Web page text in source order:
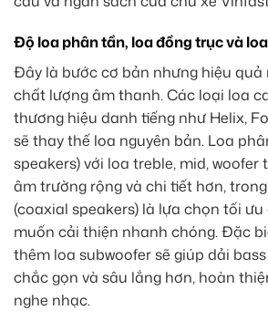
Độ loa phân tần, loa đồng trục và
Đây là bước cơ bản nhưng hiệu quả
chất lượng âm thanh. Các loại loa
thương hiệu danh tiếng như Helix,
sẽ thay thế loa nguyên bản. Loa
speakers) với loa treble, mid, woofer
âm trường rộng và chi tiết hơn,
(coaxial speakers) là lựa chọn tối
muốn cải thiện nhanh chóng. Đặc
thêm loa subwoofer sẽ giúp dải
chắc gọn và sâu lắng hơn, hoàn
nghe nhạc.